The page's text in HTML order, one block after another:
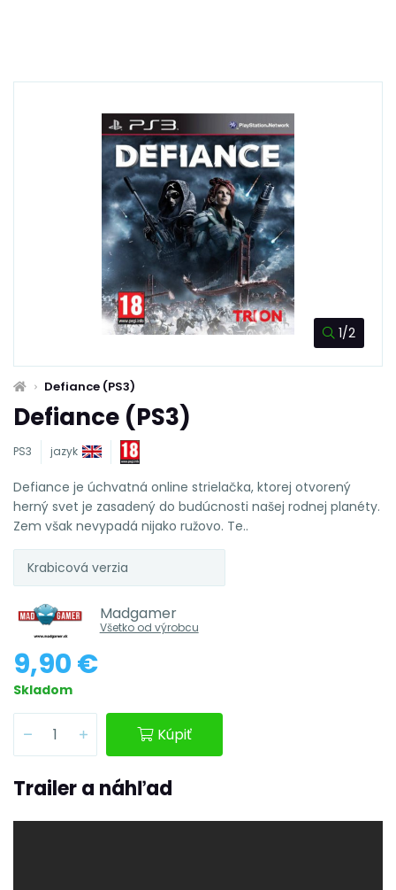
1/2
Defiance (PS3)
Defiance (PS3)
PS3 jazyk
Defiance je úchvatná online strielačka, ktorej otvorený
herný svet je zasadený do budúcnosti našej rodnej planéty.
Zem však nevypadá nijako ružovo. Te..
Krabicová verzia
Madgamer
Všetko od výrobcu
9,90 €
Skladom
Kúpiť
Trailer a náhľad